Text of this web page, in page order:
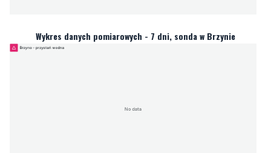
Wykres danych pomiarowych - 7 dni, sonda w Brzynie